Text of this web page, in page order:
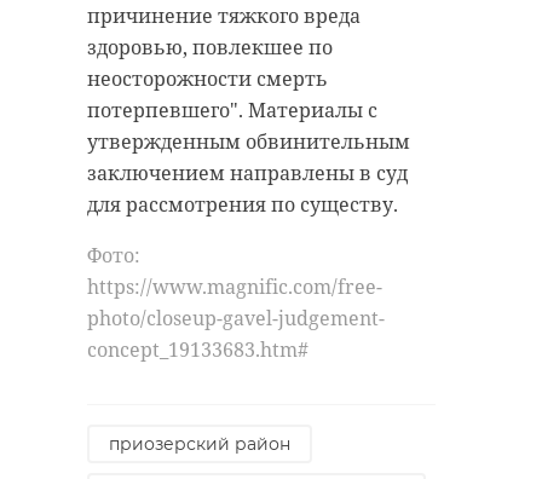
причинение тяжкого вреда
здоровью, повлекшее по
неосторожности смерть
потерпевшего". Материалы с
утвержденным обвинительным
заключением направлены в суд
для рассмотрения по существу.
Фото:
https://www.magnific.com/free-
photo/closeup-gavel-judgement-
concept_19133683.htm#
приозерский район